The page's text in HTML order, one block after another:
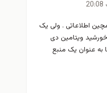
اطلاعاتی . ولی یک
ویتامین دی
به عنوان یک منبع